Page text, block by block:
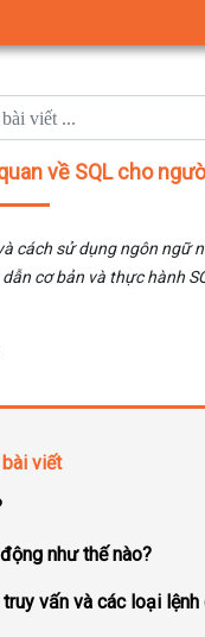
về SQL cho
cách sử dụng ngôn ngữ
cơ bản và thực hành
viết
như thế nào?
vấn và các loại lệnh